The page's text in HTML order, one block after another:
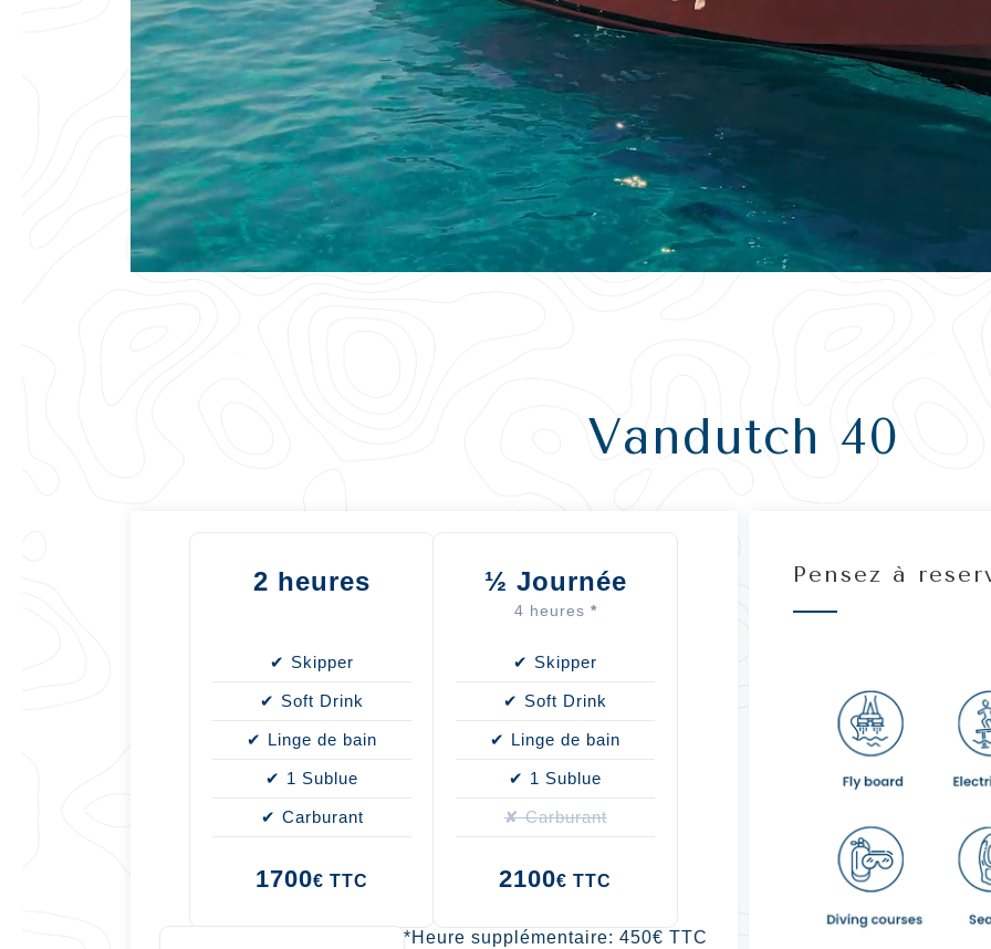
Vandutch 40
2 heures
✔ Skipper
✔ Soft Drink
✔ Linge de bain
✔ 1 Sublue
✔ Carburant
1700€ TTC
½ Journée
4 heures *
✔ Skipper
✔ Soft Drink
✔ Linge de bain
✔ 1 Sublue
✘ Carburant
2100€ TTC
*Heure supplémentaire: 450€ TTC
Pensez à